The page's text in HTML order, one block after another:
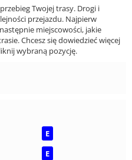
Twojej trasy. Drogi i
przejazdu. Najpierw
miejscowości, jakie
Chcesz się dowiedzieć więcej
wybraną pozycję.
E
E